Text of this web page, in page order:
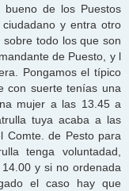
de los Puestos
y entra otro
todo los que son
de Puesto, y l
Pongamos el típico
con suerte tenías una
mujer a las 13.45 a
tuya acaba a las
Comte. de Pesto para
tenga voluntadad,
y si no ordenada
el caso hay que